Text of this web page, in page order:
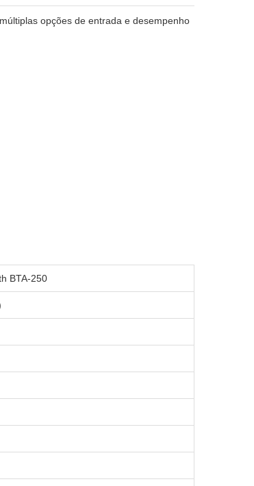
opções de entrada e desempenho
BTA-250